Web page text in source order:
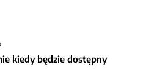
kiedy będzie dostępny